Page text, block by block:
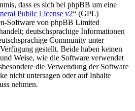
dass es sich bei phpBB um eine
Public License v2“ (GPL)
Software von phpBB Limited
deutschsprachige Informationen
Community unter
gestellt. Beide haben keinen
Weise, wie die Software verwendet
die Verwendung der Software
nicht untersagen oder auf Inhalte
nehmen.